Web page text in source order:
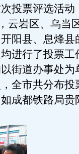
投票评选活动
云岩区、乌当
阳县、息烽县
进行了投票工
街道办事处为
全市共分布投
成都铁路局贵